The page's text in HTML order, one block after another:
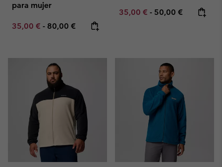
para mujer
Minimum sale price:
35,00 € - Maximum price:
80,00 €
Minimum sale price:
35,00 € - Maximum price:
50,00 €